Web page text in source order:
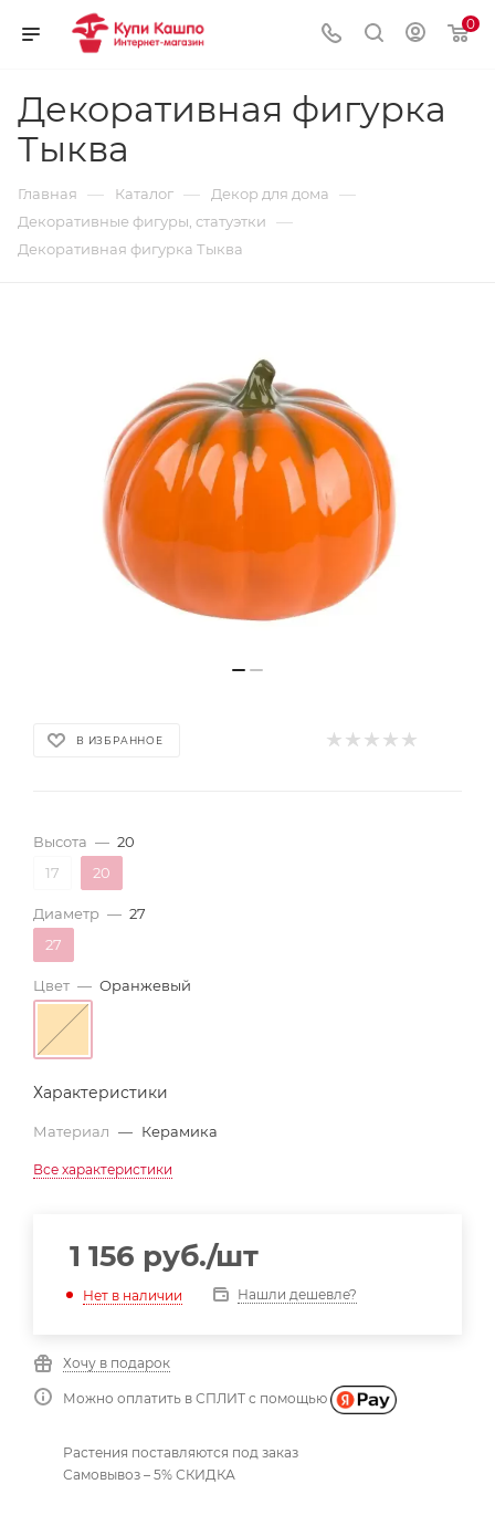
0
Декоративная фигурка
Тыква
Главная — Каталог — Декор для дома —
Декоративные фигуры, статуэтки —
Декоративная фигурка Тыква
В ИЗБРАННОЕ
Высота — 20
17
20
Диаметр — 27
27
Цвет — Оранжевый
Характеристики
Материал — Керамика
Все характеристики
1 156 руб./шт
Нет в наличии Нашли дешевле?
Хочу в подарок
Можно оплатить в СПЛИТ с помощью
Растения поставляются под заказ
Самовывоз – 5% СКИДКА